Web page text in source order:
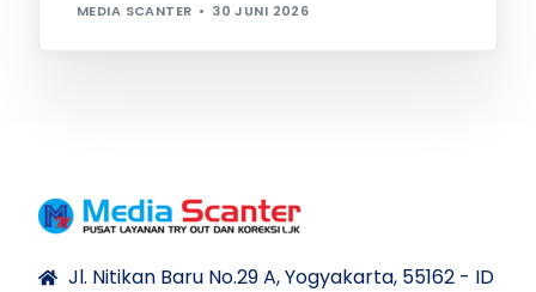
MEDIA SCANTER 30 JUNI 2026
Jl. Nitikan Baru No.29 A, Yogyakarta, 55162 - ID